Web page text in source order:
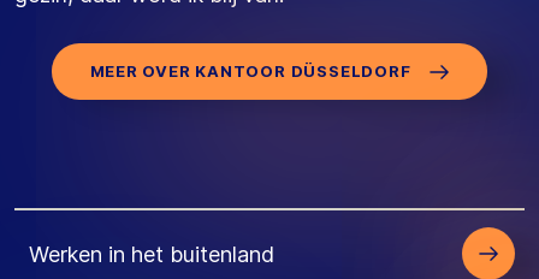
MEER OVER KANTOOR DÜSSELDORF
Werken in het buitenland